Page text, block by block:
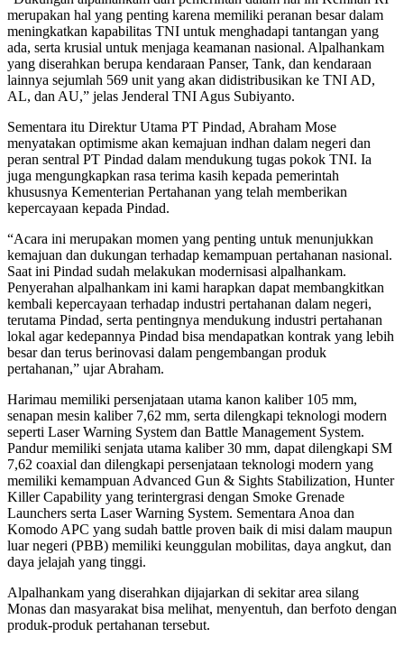
merupakan hal yang penting karena memiliki peranan besar dalam
meningkatkan kapabilitas TNI untuk menghadapi tantangan yang
ada, serta krusial untuk menjaga keamanan nasional. Alpalhankam
yang diserahkan berupa kendaraan Panser, Tank, dan kendaraan
lainnya sejumlah 569 unit yang akan didistribusikan ke TNI AD,
AL, dan AU,” jelas Jenderal TNI Agus Subiyanto.
Sementara itu Direktur Utama PT Pindad, Abraham Mose
menyatakan optimisme akan kemajuan indhan dalam negeri dan
peran sentral PT Pindad dalam mendukung tugas pokok TNI. Ia
juga mengungkapkan rasa terima kasih kepada pemerintah
khususnya Kementerian Pertahanan yang telah memberikan
kepercayaan kepada Pindad.
“Acara ini merupakan momen yang penting untuk menunjukkan
kemajuan dan dukungan terhadap kemampuan pertahanan nasional.
Saat ini Pindad sudah melakukan modernisasi alpalhankam.
Penyerahan alpalhankam ini kami harapkan dapat membangkitkan
kembali kepercayaan terhadap industri pertahanan dalam negeri,
terutama Pindad, serta pentingnya mendukung industri pertahanan
lokal agar kedepannya Pindad bisa mendapatkan kontrak yang lebih
besar dan terus berinovasi dalam pengembangan produk
pertahanan,” ujar Abraham.
Harimau memiliki persenjataan utama kanon kaliber 105 mm,
senapan mesin kaliber 7,62 mm, serta dilengkapi teknologi modern
seperti Laser Warning System dan Battle Management System.
Pandur memiliki senjata utama kaliber 30 mm, dapat dilengkapi SM
7,62 coaxial dan dilengkapi persenjataan teknologi modern yang
memiliki kemampuan Advanced Gun & Sights Stabilization, Hunter
Killer Capability yang terintergrasi dengan Smoke Grenade
Launchers serta Laser Warning System. Sementara Anoa dan
Komodo APC yang sudah battle proven baik di misi dalam maupun
luar negeri (PBB) memiliki keunggulan mobilitas, daya angkut, dan
daya jelajah yang tinggi.
Alpalhankam yang diserahkan dijajarkan di sekitar area silang
Monas dan masyarakat bisa melihat, menyentuh, dan berfoto dengan
produk-produk pertahanan tersebut.